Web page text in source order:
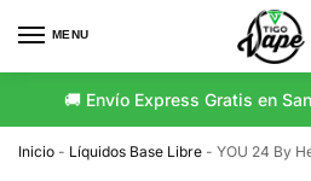
MENU
🚚 Envío Express Gratis en
Inicio - Líquidos Base Libre - YOU 24 By